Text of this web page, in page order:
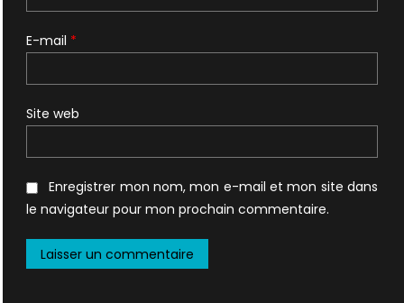
E-mail *
Site web
Enregistrer mon nom, mon e-mail et mon site dans
le navigateur pour mon prochain commentaire.